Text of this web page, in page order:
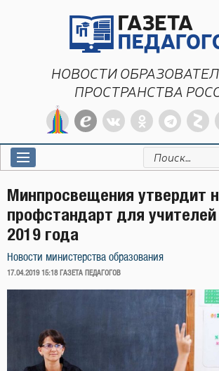
НОВОСТИ
ПРОСТРАНСТВА
Искать:
Минпросвещения утвердит
профстандарт для
2019 года
Новости министерства образования
ОПУБЛИКОВАНО
17.04.2019 15:18 ГАЗЕТА ПЕДАГОГОВ